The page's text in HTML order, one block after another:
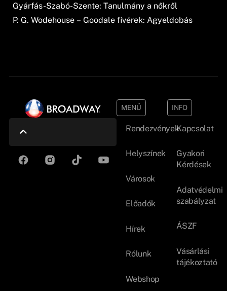
Gyárfás-Szabó-Szente: Tanulmány a nőkről
P. G. Wodehouse – Goodale fivérek: Agyeldobás
MENÜ
Rendezvények
Helyszínek
Városok
Előadók
Hírek
Rólunk
Webshop
INFO
Kapcsolat
Gyakori
Kérdések
Adatvédelmi
szabályzat
ÁSZF
Vásárlási
tájékoztató